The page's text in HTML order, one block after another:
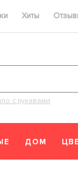
Хиты
с рукавами
ДОМ